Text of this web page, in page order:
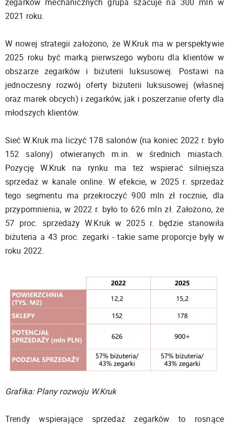
2021 roku.
W nowej strategii założono, że W.Kruk ma w perspektywie
2025 roku być marką pierwszego wyboru dla klientów w
obszarze zegarków i biżuterii luksusowej. Postawi na
jednoczesny rozwój oferty biżuterii luksusowej (własnej
oraz marek obcych) i zegarków, jak i poszerzanie oferty dla
młodszych klientów.
Sieć W.Kruk ma liczyć 178 salonów (na koniec 2022 r. było
152 salony) otwieranych m.in. w średnich miastach.
Pozycję W.Kruk na rynku ma też wspierać silniejsza
sprzedaż w kanale online. W efekcie, w 2025 r. sprzedaż
tego segmentu ma przekroczyć 900 mln zł rocznie, dla
przypomnienia, w 2022 r. było to 626 mln zł. Założono, że
57 proc. sprzedaży W.Kruk w 2025 r. będzie stanowiła
biżuteria a 43 proc. zegarki - takie same proporcje były w
roku 2022.
Grafika: Plany rozwoju W.Kruk
Trendy wspierające sprzedaż zegarków to rosnące